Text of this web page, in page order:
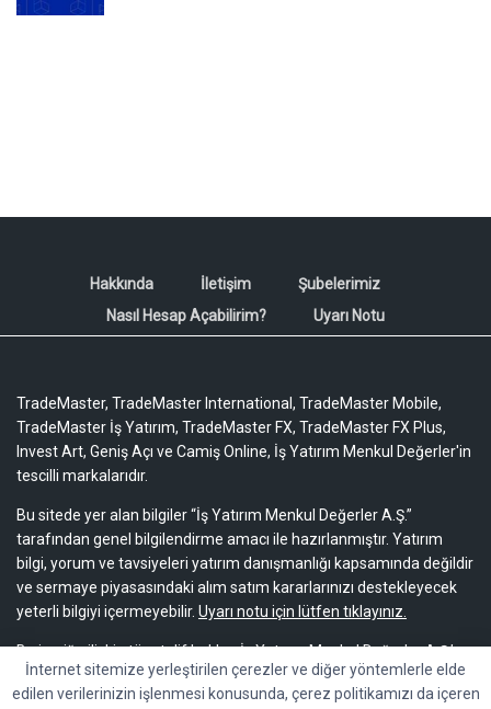
Hakkında İletişim
Şubelerimiz
Nasıl Hesap Açabilirim?
Uyarı Notu
TradeMaster, TradeMaster International, TradeMaster Mobile,
TradeMaster İş Yatırım, TradeMaster FX, TradeMaster FX Plus,
Invest Art, Geniş Açı ve Camiş Online, İş Yatırım Menkul Değerler'in
tescilli markalarıdır.
Bu sitede yer alan bilgiler “İş Yatırım Menkul Değerler A.Ş.”
tarafından genel bilgilendirme amacı ile hazırlanmıştır. Yatırım
bilgi, yorum ve tavsiyeleri yatırım danışmanlığı kapsamında değildir
ve sermaye piyasasındaki alım satım kararlarınızı destekleyecek
yeterli bilgiyi içermeyebilir. Uyarı notu için lütfen tıklayınız.
Bu içeriğe ilişkin tüm telif hakları İş Yatırım Menkul Değerler A.Ş.’ye
aittir. Bu içerik, açık iznimiz olmaksızın başkaları tarafından
herhangi bir amaçla, kısmen veya tamamen çoğaltılamaz,
İnternet sitemize yerleştirilen çerezler ve diğer yöntemlerle elde
edilen verilerinizin işlenmesi konusunda, çerez politikamızı da içeren